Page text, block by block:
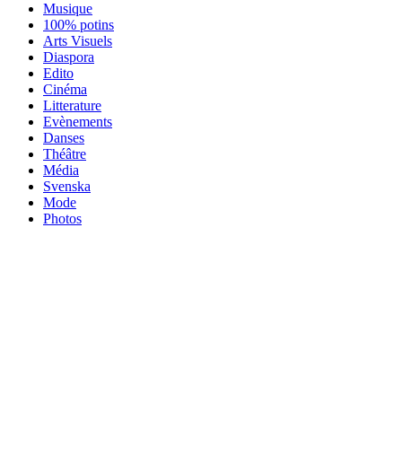
Musique
100% potins
Arts Visuels
Diaspora
Edito
Cinéma
Litterature
Evènements
Danses
Théâtre
Média
Svenska
Mode
Photos